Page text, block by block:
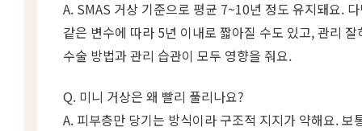
A. SMAS 거상 기준으로 평균 7~10년 정도 유지돼요.
같은 변수에 따라 5년 이내로 짧아질 수도 있고, 관리
수술 방법과 관리 습관이 모두 영향을 줘요.
Q. 미니 거상은 왜 빨리 풀리나요?
A. 피부층만 당기는 방식이라 구조적 지지가 약해요.